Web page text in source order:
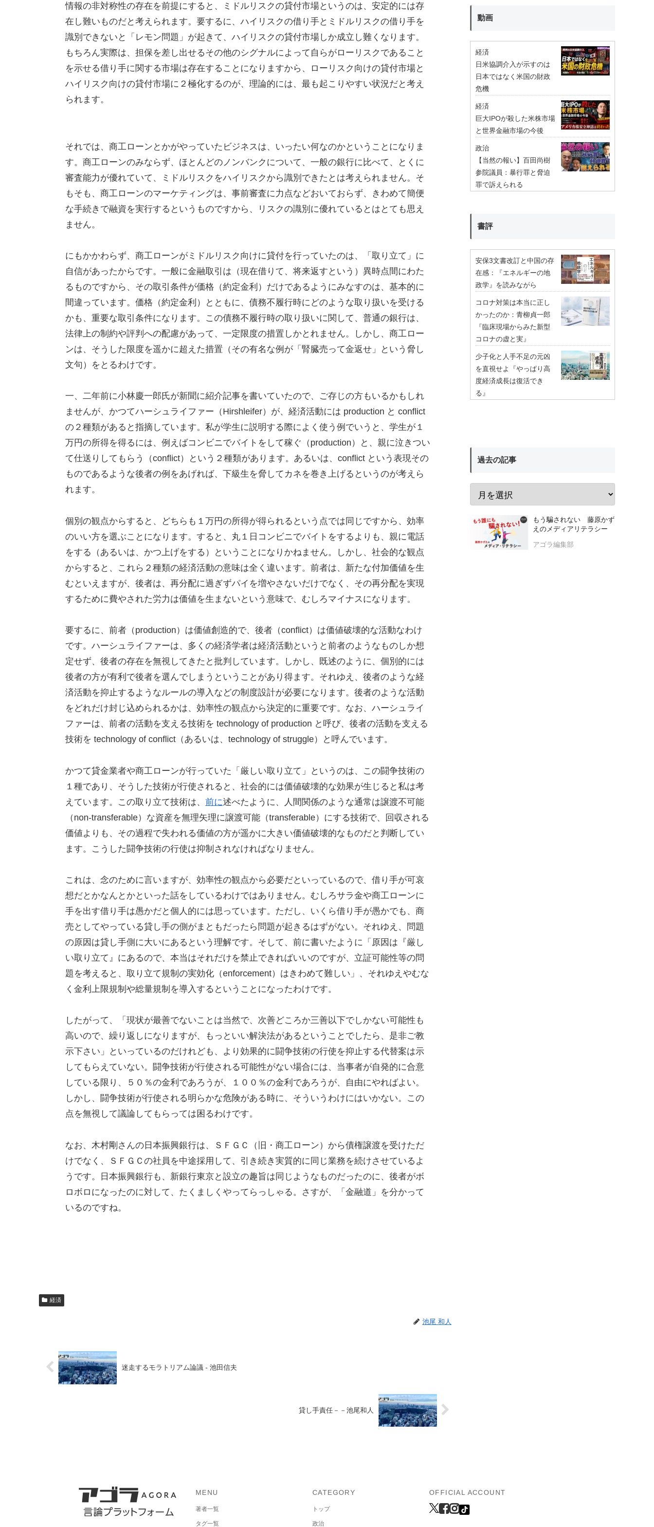
情報の非対称性の存在を前提にすると、ミドルリスクの貸付市場というのは、安定的には存
在し難いものだと考えられます。要するに、ハイリスクの借り手とミドルリスクの借り手を
識別できないと「レモン問題」が起きて、ハイリスクの貸付市場しか成立し難くなります。
もちろん実際は、担保を差し出せるその他のシグナルによって自らがローリスクであること
を示せる借り手に関する市場は存在することになりますから、ローリスク向けの貸付市場と
ハイリスク向けの貸付市場に２極化するのが、理論的には、最も起こりやすい状況だと考え
られます。
それでは、商工ローンとかがやっていたビジネスは、いったい何なのかということになりま
す。商工ローンのみならず、ほとんどのノンバンクについて、一般の銀行に比べて、とくに
審査能力が優れていて、ミドルリスクをハイリスクから識別できたとは考えられません。そ
もそも、商工ローンのマーケティングは、事前審査に力点などおいておらず、きわめて簡便
な手続きで融資を実行するというものですから、リスクの識別に優れているとはとても思え
ません。
にもかかわらず、商工ローンがミドルリスク向けに貸付を行っていたのは、「取り立て」に
自信があったからです。一般に金融取引は（現在借りて、将来返すという）異時点間にわた
るものですから、その取引条件が価格（約定金利）だけであるようにみなすのは、基本的に
間違っています。価格（約定金利）とともに、債務不履行時にどのような取り扱いを受ける
かも、重要な取引条件になります。この債務不履行時の取り扱いに関して、普通の銀行は、
法律上の制約や評判への配慮があって、一定限度の措置しかとれません。しかし、商工ロー
ンは、そうした限度を遥かに超えた措置（その有名な例が「腎臓売って金返せ」という脅し
文句）をとるわけです。
一、二年前に小林慶一郎氏が新聞に紹介記事を書いていたので、ご存じの方もいるかもしれ
ませんが、かつてハーシュライファー（Hirshleifer）が、経済活動には production と conflict
の２種類があると指摘しています。私が学生に説明する際によく使う例でいうと、学生が１
万円の所得を得るには、例えばコンビニでバイトをして稼ぐ（production）と、親に泣きつい
て仕送りしてもらう（conflict）という２種類があります。あるいは、conflict という表現その
ものであるような後者の例をあげれば、下級生を脅してカネを巻き上げるというのが考えら
れます。
個別の観点からすると、どちらも１万円の所得が得られるという点では同じですから、効率
のいい方を選ぶことになります。すると、丸１日コンビニでバイトをするよりも、親に電話
をする（あるいは、かつ上げをする）ということになりかねません。しかし、社会的な観点
からすると、これら２種類の経済活動の意味は全く違います。前者は、新たな付加価値を生
むといえますが、後者は、再分配に過ぎずパイを増やさないだけでなく、その再分配を実現
するために費やされた労力は価値を生まないという意味で、むしろマイナスになります。
要するに、前者（production）は価値創造的で、後者（conflict）は価値破壊的な活動なわけ
です。ハーシュライファーは、多くの経済学者は経済活動というと前者のようなものしか想
定せず、後者の存在を無視してきたと批判しています。しかし、既述のように、個別的には
後者の方が有利で後者を選んでしまうということがあり得ます。それゆえ、後者のような経
済活動を抑止するようなルールの導入などの制度設計が必要になります。後者のような活動
をどれだけ封じ込められるかは、効率性の観点から決定的に重要です。なお、ハーシュライ
ファーは、前者の活動を支える技術を technology of production と呼び、後者の活動を支える
技術を technology of conflict（あるいは、technology of struggle）と呼んでいます。
かつて貸金業者や商工ローンが行っていた「厳しい取り立て」というのは、この闘争技術の
１種であり、そうした技術が行使されると、社会的には価値破壊的な効果が生じると私は考
えています。この取り立て技術は、 前に述べたように、人間関係のような通常は譲渡不可能
（non-transferable）な資産を無理矢理に譲渡可能（transferable）にする技術で、回収される
価値よりも、その過程で失われる価値の方が遥かに大きい価値破壊的なものだと判断してい
ます。こうした闘争技術の行使は抑制されなければなりません。
これは、念のために言いますが、効率性の観点から必要だといっているので、借り手が可哀
想だとかなんとかといった話をしているわけではありません。むしろサラ金や商工ローンに
手を出す借り手は愚かだと個人的には思っています。ただし、いくら借り手が愚かでも、商
売としてやっている貸し手の側がまともだったら問題が起きるはずがない。それゆえ、問題
の原因は貸し手側に大いにあるという理解です。そして、前に書いたように「原因は『厳し
い取り立て』にあるので、本当はそれだけを禁止できればいいのですが、立証可能性等の問
題を考えると、取り立て規制の実効化（enforcement）はきわめて難しい」、それゆえやむな
く金利上限規制や総量規制を導入するということになったわけです。
したがって、「現状が最善でないことは当然で、次善どころか三善以下でしかない可能性も
高いので、繰り返しになりますが、もっといい解決法があるということでしたら、是非ご教
示下さい」といっているのだけれども、より効果的に闘争技術の行使を抑止する代替案は示
してもらえていない。闘争技術が行使される可能性がない場合には、当事者が自発的に合意
している限り、５０％の金利であろうが、１００％の金利であろうが、自由にやればよい。
しかし、闘争技術が行使される明らかな危険がある時に、そういうわけにはいかない。この
点を無視して議論してもらっては困るわけです。
なお、木村剛さんの日本振興銀行は、ＳＦＧＣ（旧・商工ローン）から債権譲渡を受けただ
けでなく、ＳＦＧＣの社員を中途採用して、引き続き実質的に同じ業務を続けさせているよ
うです。日本振興銀行も、新銀行東京と設立の趣旨は同じようなものだったのに、後者がボ
ロボロになったのに対して、たくましくやってらっしゃる。さすが、「金融道」を分かって
いるのですね。
経済
池尾 和人
迷走するモラトリアム論議 - 池田信夫
貸し手責任－－池尾和人
動画
経済
日米協調介入が示すのは
日本ではなく米国の財政
危機
経済
巨大IPOが殺した米株市場
と世界金融市場の今後
政治
【当然の報い】百田尚樹
参院議員：暴行罪と脅迫
罪で訴えられる
書評
安保3文書改訂と中国の存
在感：『エネルギーの地
政学』を読みながら
コロナ対策は本当に正し
かったのか：青柳貞一郎
『臨床現場からみた新型
コロナの虚と実』
少子化と人手不足の元凶
を直視せよ『やっぱり高
度経済成長は復活でき
る』
過去の記事
もう騙されない 藤原かず
えのメディアリテラシー
アゴラ編集部
MENU
著者一覧
タグ一覧
CATEGORY
トップ
政治
OFFICIAL ACCOUNT